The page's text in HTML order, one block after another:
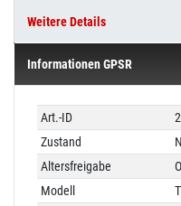
Weitere Details
Informationen GPSR
Technisches
Merkmal
Wert
Art.-ID
Zustand
Altersfreigabe
Modell